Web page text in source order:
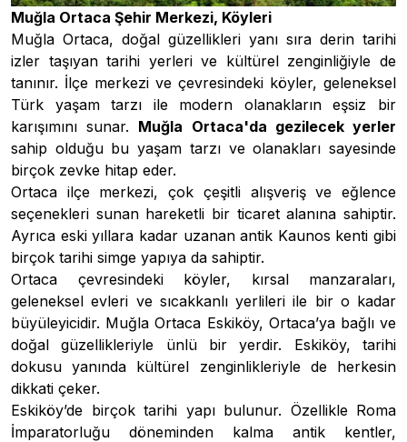
Muğla Ortaca Şehir Merkezi, Köyleri
Muğla Ortaca, doğal güzellikleri yanı sıra derin tarihi
izler taşıyan tarihi yerleri ve kültürel zenginliğiyle de
tanınır. İlçe merkezi ve çevresindeki köyler, geleneksel
Türk yaşam tarzı ile modern olanakların eşsiz bir
karışımını sunar. Muğla Ortaca'da gezilecek yerler
sahip olduğu bu yaşam tarzı ve olanakları sayesinde
birçok zevke hitap eder.
Ortaca ilçe merkezi, çok çeşitli alışveriş ve eğlence
seçenekleri sunan hareketli bir ticaret alanına sahiptir.
Ayrıca eski yıllara kadar uzanan antik Kaunos kenti gibi
birçok tarihi simge yapıya da sahiptir.
Ortaca çevresindeki köyler, kırsal manzaraları,
geleneksel evleri ve sıcakkanlı yerlileri ile bir o kadar
büyüleyicidir. Muğla Ortaca Eskiköy, Ortaca’ya bağlı ve
doğal güzellikleriyle ünlü bir yerdir. Eskiköy, tarihi
dokusu yanında kültürel zenginlikleriyle de herkesin
dikkati çeker.
Eskiköy’de birçok tarihi yapı bulunur. Özellikle Roma
İmparatorluğu döneminden kalma antik kentler,